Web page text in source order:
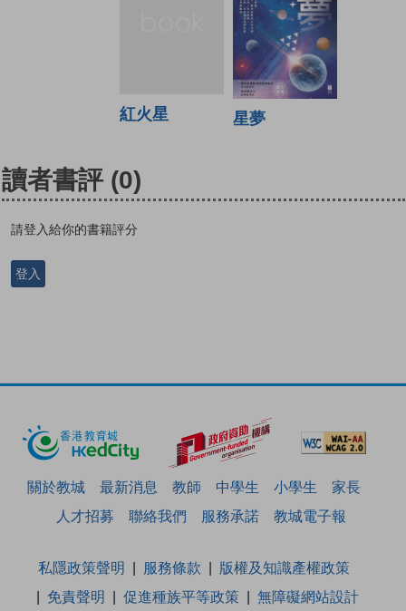
紅火星 星夢
讀者書評 (0)
請登入給你的書籍評分
登入
關於教城 最新消息 教師 中學生 小學生
家長
人才招募
聯絡我們 服務承諾 教城電子報
私隱政策聲明 服務條款
版權及知識產權政策
免責聲明
促進種族平等政策 無障礙網站設計